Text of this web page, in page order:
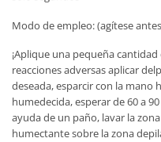
Modo de empleo: (agítese
¡Aplique una pequeña
reacciones adversas aplicar
deseada, esparcir con la mano
humedecida, esperar de 60 a
ayuda de un paño, lavar la
humectante sobre la zona